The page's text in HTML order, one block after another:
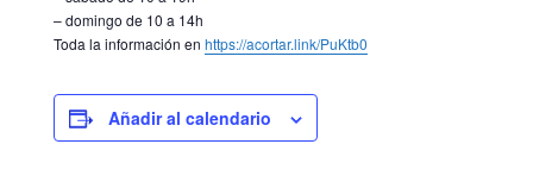
– domingo de 10 a 14h
Toda la información en https://acortar.link/PuKtb0
Añadir al calendario